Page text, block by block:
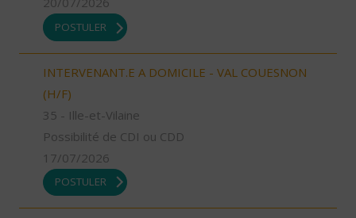
POSTULER
INTERVENANT.E A DOMICILE - VAL COUESNON
(H/F)
35 - Ille-et-Vilaine
Possibilité de CDI ou CDD
17/07/2026
POSTULER